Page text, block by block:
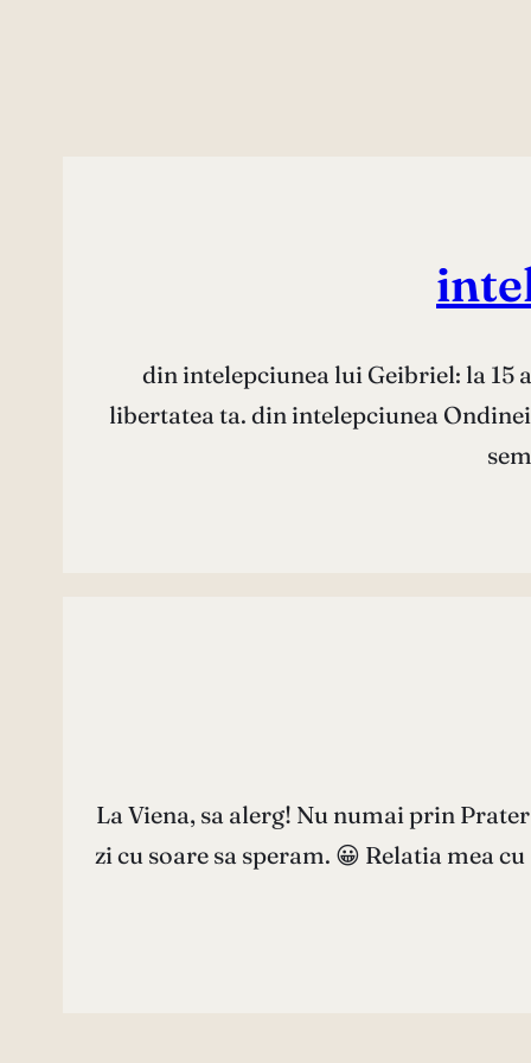
din intelepciunea lui Geibriel: la 15
libertatea ta. din intelepciunea
La Viena, sa alerg! Nu numai prin
zi cu soare sa speram. 😀 Relatia mea